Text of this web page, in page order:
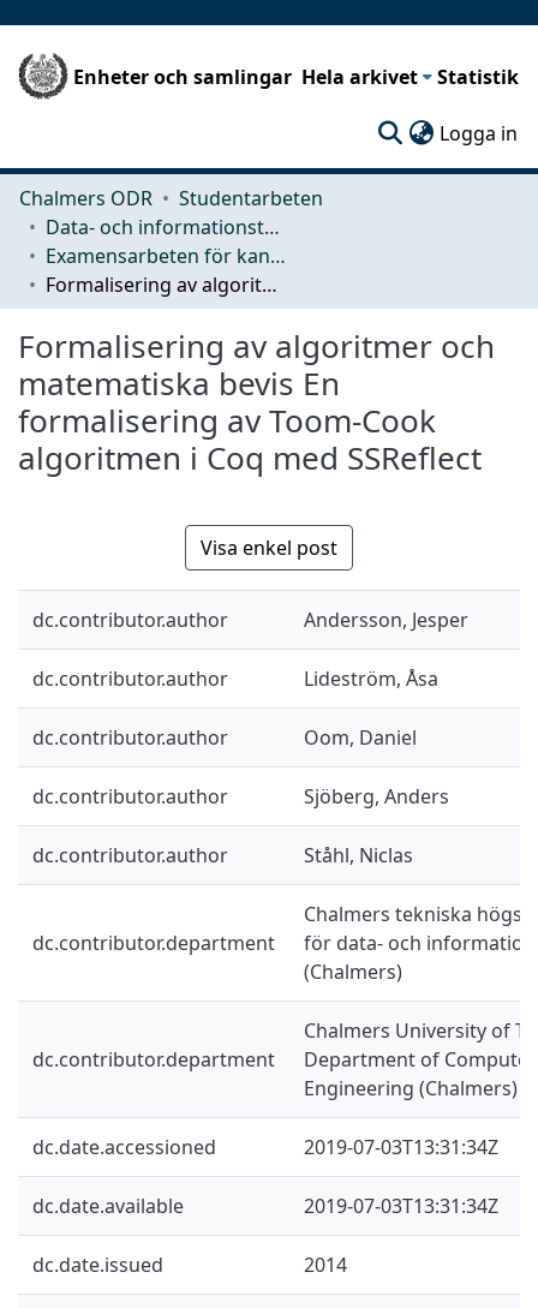
Enheter och samlingar Hela arkivet Statistik
Logga in
Chalmers ODR
Studentarbeten
Data- och informationsteknik (CSE)
Examensarbeten för kandidatexamen
Formalisering av algoritmer och matematiska bevis En formalisering av Toom-Cook algoritmen i Coq med SSReflect
Formalisering av algoritmer och
matematiska bevis En
formalisering av Toom-Cook
algoritmen i Coq med SSReflect
Visa enkel post
dc.contributor.author Andersson, Jesper
dc.contributor.author Lideström, Åsa
dc.contributor.author Oom, Daniel
dc.contributor.author Sjöberg, Anders
dc.contributor.author Ståhl, Niclas
dc.contributor.department
Chalmers tekniska
för data- och
(Chalmers)
dc.contributor.department
Chalmers University of
Department of
Engineering (Chalmers)
dc.date.accessioned 2019-07-03T13:31:34Z
dc.date.available 2019-07-03T13:31:34Z
dc.date.issued 2014